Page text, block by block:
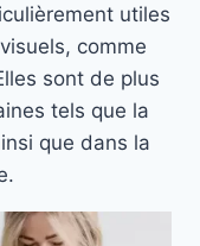
utiles
comme
sont de plus
tels que la
que dans la